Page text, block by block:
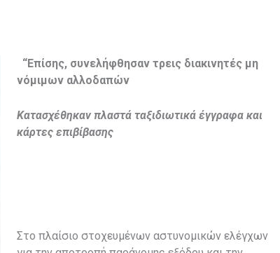
“Επίσης, συνελήφθησαν τρεις διακινητές μη
νόμιμων αλλοδαπών
Κατασχέθηκαν πλαστά ταξιδιωτικά έγγραφα και
κάρτες επιβίβασης
Στο πλαίσιο στοχευμένων αστυνομικών ελέγχων